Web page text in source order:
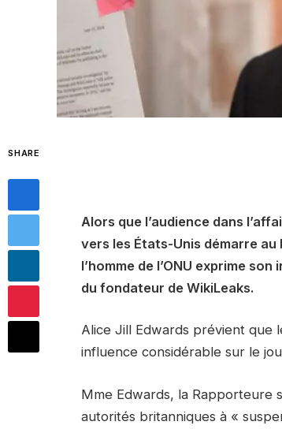
SHARE
Alors que l’audience dans
vers les États-Unis démarre
l’homme de l’ONU exprime
du fondateur de WikiLeaks.
Alice Jill Edwards prévient que
influence considérable sur le
Mme Edwards, la Rapporteure
autorités britanniques à «